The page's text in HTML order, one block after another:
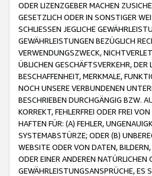
ODER LIZENZGEBER MACHEN
GESETZLICH ODER IN SONSTIGER
SCHLIESSEN JEGLICHE
GEWÄHRLEISTUNGEN BEZÜGLICH
VERWENDUNGSZWECK,
ÜBLICHEN GESCHÄFTSVERKEHR,
BESCHAFFENHEIT, MERKMALE,
NOCH UNSERE VERBUNDENEN
BESCHRIEBEN DURCHGÄNGIG BZW.
KORREKT, FEHLERFREI ODER FREI
HAFTEN FÜR: (A) FEHLER,
SYSTEMABSTÜRZE; ODER (B)
WEBSITE ODER VON DATEN,
ODER EINER ANDEREN
GEWÄHRLEISTUNGSANSPRÜCHE, ES